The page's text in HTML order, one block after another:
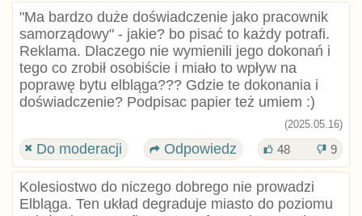
"Ma bardzo duże doświadczenie jako pracownik
samorządowy" - jakie? bo pisać to każdy potrafi.
Reklama. Dlaczego nie wymienili jego dokonań i
tego co zrobił osobiście i miało to wpływ na
poprawę bytu elbląga??? Gdzie te dokonania i
doświadczenie? Podpisac papier też umiem :)
(2025.05.16)
Do moderacji Odpowiedz 48 9
Kolesiostwo do niczego dobrego nie prowadzi
Elbląga. Ten układ degraduje miasto do poziomu